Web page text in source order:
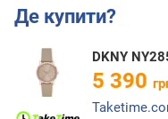
Де купити?
DKNY
5 390